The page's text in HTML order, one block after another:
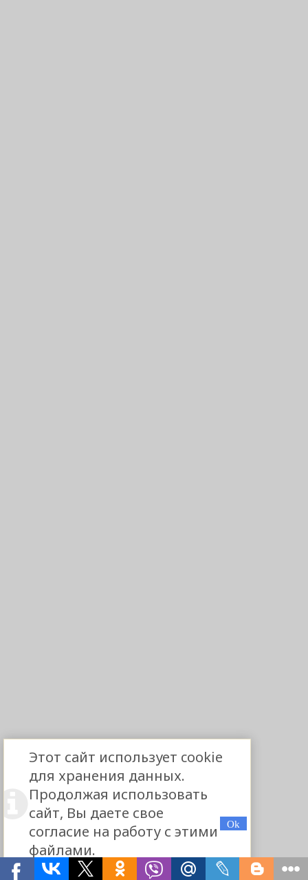
Этот сайт использует cookie
для хранения данных.
Продолжая использовать
сайт, Вы даете свое
согласие на работу с этими
файлами.